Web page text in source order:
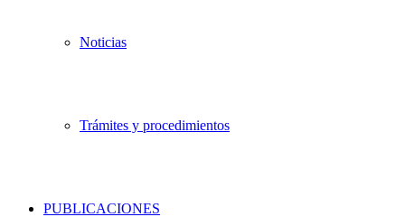
Noticias
Trámites y procedimientos
PUBLICACIONES